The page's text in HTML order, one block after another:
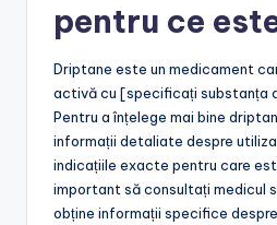
pentru ce
Driptane este un medicament
activă cu [specificați substanța
Pentru a înțelege mai bine
informații detaliate despre
indicațiile exacte pentru care
important să consultați medicul
obține informații specifice